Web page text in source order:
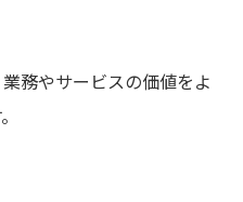
務やサービスの価値をよ